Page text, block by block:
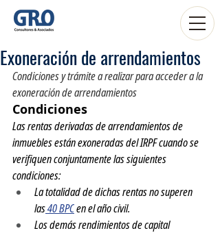
Exoneración de arrendamientos
Condiciones y trámite a realizar para acceder a la
exoneración de arrendamientos
Condiciones
Las rentas derivadas de arrendamientos de
inmuebles están exoneradas del IRPF cuando se
verifiquen conjuntamente las siguientes
condiciones:
La totalidad de dichas rentas no superen
las 40 BPC en el año civil.
Los demás rendimientos de capital